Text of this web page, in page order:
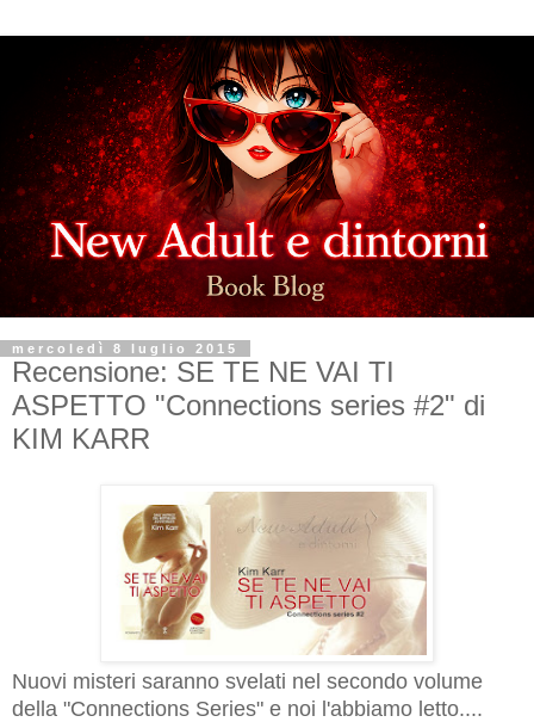
mercoledì 8 luglio 2015
Recensione: SE TE NE VAI TI
ASPETTO "Connections series #2" di
KIM KARR
Nuovi misteri saranno svelati nel secondo volume
della "Connections Series" e noi l'abbiamo letto....